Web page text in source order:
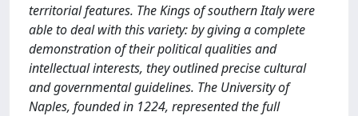
territorial features. The Kings of southern Italy were
able to deal with this variety: by giving a complete
demonstration of their political qualities and
intellectual interests, they outlined precise cultural
and governmental guidelines. The University of
Naples, founded in 1224, represented the full